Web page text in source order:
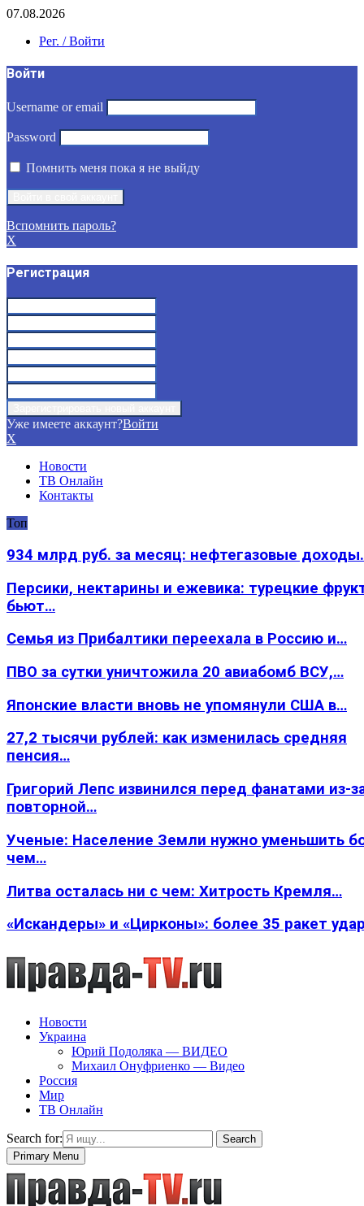
07.08.2026
Рег. / Войти
Войти
Username or email
Password
Помнить меня пока я не выйду
Вспомнить пароль?
X
Регистрация
Уже имеете аккаунт?Войти
X
Новости
ТВ Онлайн
Контакты
Топ
934 млрд руб. за месяц: нефтегазовые
Персики, нектарины и ежевика: турецкие
бьют…
Семья из Прибалтики переехала в Россию и…
ПВО за сутки уничтожила 20 авиабомб ВСУ,…
Японские власти вновь не упомянули США в…
27,2 тысячи рублей: как изменилась средняя
пенсия…
Григорий Лепс извинился перед фанатами из-
повторной…
Ученые: Население Земли нужно уменьшить
чем…
Литва осталась ни с чем: Хитрость Кремля…
«Искандеры» и «Цирконы»: более 35 ракет
Новости
Украина
Юрий Подоляка — ВИДЕО
Михаил Онуфриенко — Видео
Россия
Мир
ТВ Онлайн
Search for:
Search
Primary Menu